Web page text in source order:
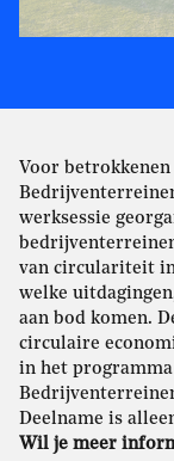
Voor
werksessie
van circulariteit in
welke
aan bod komen.
circulaire
in het
Deelname is
Wil je meer